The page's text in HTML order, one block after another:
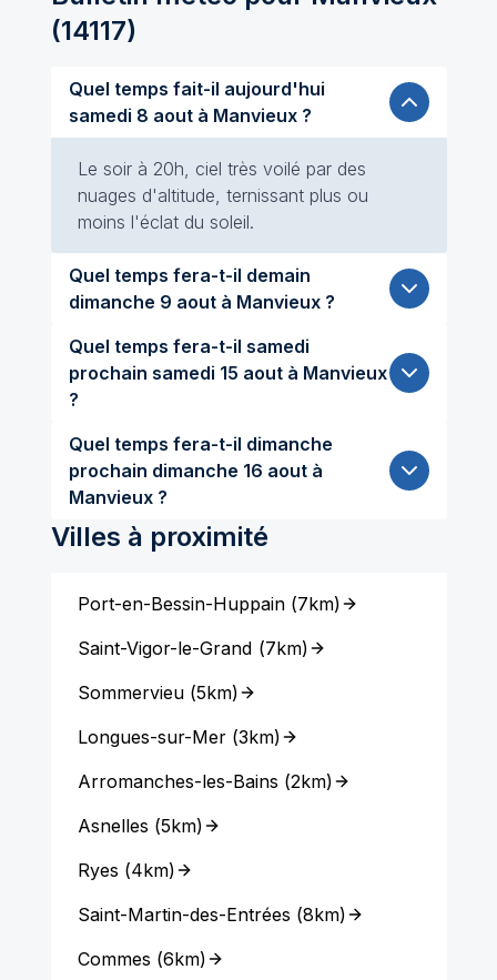
(14117)
Quel temps fait-il aujourd'hui
samedi 8 aout à Manvieux ?
Le soir à 20h, ciel très voilé par des
nuages d'altitude, ternissant plus ou
moins l'éclat du soleil.
Quel temps fera-t-il demain
dimanche 9 aout à Manvieux ?
Quel temps fera-t-il samedi
prochain samedi 15 aout à Manvieux
?
Quel temps fera-t-il dimanche
prochain dimanche 16 aout à
Manvieux ?
Villes à proximité
Port-en-Bessin-Huppain(7km)
Saint-Vigor-le-Grand (7km)
Sommervieu(5km)
Longues-sur-Mer(3km)
Arromanches-les-Bains (2km)
Asnelles (5km)
Ryes (4km)
Saint-Martin-des-Entrées (8km)
Commes (6km)